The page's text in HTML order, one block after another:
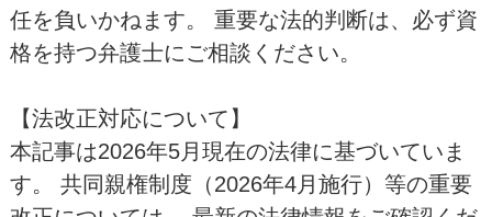
任を負いかねます。 重要な法的判断は、必ず資
格を持つ弁護士にご相談ください。
【法改正対応について】
本記事は2026年5月現在の法律に基づいていま
す。 共同親権制度（2026年4月施行）等の重要